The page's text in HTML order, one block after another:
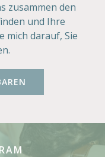
zusammen den
und Ihre
mich darauf, Sie